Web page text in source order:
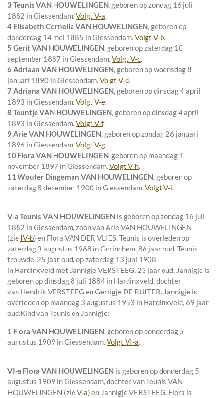
3 Teunis VAN HOUWELINGEN, geboren op zondag 16 juli
1882 inGiessendam.Volgt V-a.
4 Elisabeth Cornelia VAN HOUWELINGEN, geboren op
donderdag 14 mei 1885 inGiessendam.Volgt V-b.
5 Gerit VAN HOUWELINGEN, geboren op zaterdag 10
september 1887 inGiessendam.Volgt V-c.
6 Adriaan VAN HOUWELINGEN, geboren op woensdag 8
januari 1890 inGiessendam.Volgt V-d.
7 Adriana VAN HOUWELINGEN, geboren op dinsdag 4 april
1893 inGiessendam.Volgt V-e.
8 Teuntje VAN HOUWELINGEN, geboren op dinsdag 4 april
1893 inGiessendam.Volgt V-f.
9 Arie VAN HOUWELINGEN, geboren op zondag 26 januari
1896 inGiessendam.Volgt V-g.
10 Flora VAN HOUWELINGEN, geboren op maandag 1
november 1897 inGiessendam.Volgt V-h.
11 Wouter Dingeman VAN HOUWELINGEN, geboren op
zaterdag 8 december 1900 inGiessendam.Volgt V-i.
V-a Teunis VAN HOUWELINGEN is geboren op zondag 16 juli
1882 inGiessendam, zoon vanArie VAN HOUWELINGEN
(zie IV-b) en Flora VAN DER VLIES. Teunis is overleden op
zaterdag 3 augustus 1968 inGorinchem, 86 jaar oud. Teunis
trouwde, 25 jaar oud, op zaterdag 13 juni 1908
in Hardinxveld met Jannigje VERSTEEG, 23 jaar oud. Jannigje is
geboren op dinsdag 8 juli 1884 in Hardinxveld, dochter
van Hendrik VERSTEEG enGerrigje DE RUITER. Jannigje is
overleden op maandag 3 augustus 1953 in Hardinxveld, 69 jaar
oud.Kind van Teunis en Jannigje:
1 Flora VAN HOUWELINGEN, geboren op donderdag 5
augustus 1909 inGiessendam.Volgt VI-a.
VI-a Flora VAN HOUWELINGEN is geboren op donderdag 5
augustus 1909 inGiessendam, dochter vanTeunis VAN
HOUWELINGEN (zieV-a) en Jannigje VERSTEEG. Flora is